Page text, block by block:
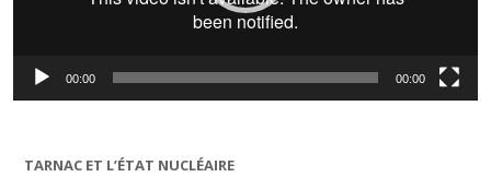
00:00 00:00
TARNAC ET L’ÉTAT NUCLÉAIRE